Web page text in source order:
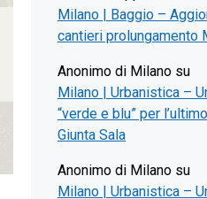
Milano | Baggio –
cantieri prolungamento
Anonimo di Milano su
Milano | Urbanistica –
“verde e blu” per
Giunta Sala
Anonimo di Milano su
Milano | Urbanistica –